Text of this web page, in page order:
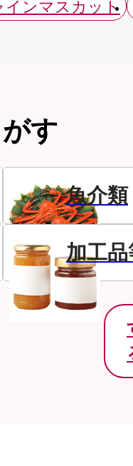
インマスカット
す
魚介類
加工品